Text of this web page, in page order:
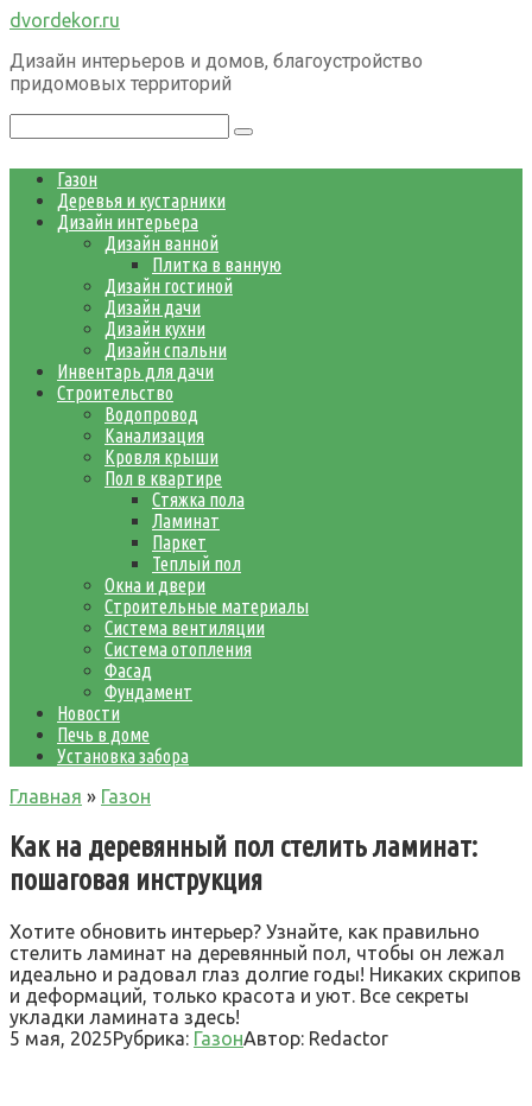
Перейти
контенту
dvordekor.ru
Дизайн интерьеров и домов, благоустройство
придомовых территорий
Газон
Деревья и кустарники
Дизайн интерьера
Дизайн ванной
Плитка в ванную
Дизайн гостиной
Дизайн дачи
Дизайн кухни
Дизайн спальни
Инвентарь для дачи
Строительство
Водопровод
Канализация
Кровля крыши
Пол в квартире
Стяжка пола
Ламинат
Паркет
Теплый пол
Окна и двери
Строительные материалы
Система вентиляции
Система отопления
Фасад
Фундамент
Новости
Печь в доме
Установка забора
Главная » Газон
Как на деревянный пол стелить ламинат:
пошаговая инструкция
Хотите обновить интерьер? Узнайте, как правильно
стелить ламинат на деревянный пол, чтобы он лежал
идеально и радовал глаз долгие годы! Никаких скрипов
и деформаций, только красота и уют. Все секреты
укладки ламината здесь!
5 мая, 2025Рубрика: ГазонАвтор: Redactor